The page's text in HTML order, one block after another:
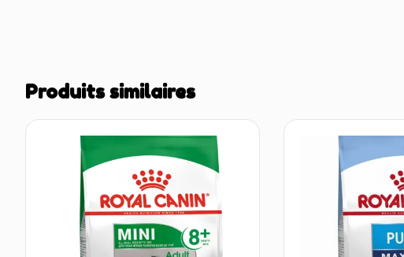
Produits similaires